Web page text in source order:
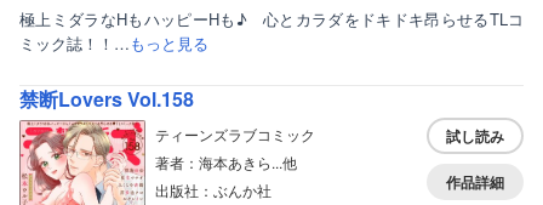
極上ミダラなHもハッピーHも♪ 心とカラダをドキドキ昂らせるTLコ
ミック誌！！…もっと見る
禁断Lovers Vol.158
ティーンズラブコミック
著者：海本あきら...他
出版社：ぶんか社
試し読み
作品詳細